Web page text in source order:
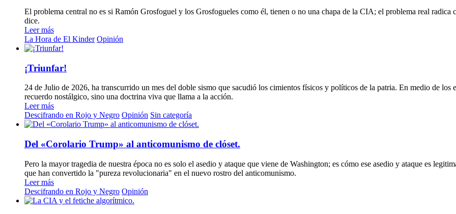
El problema central no es si Ramón Grosfoguel y los Grosfogueles como él, tienen o no una chapa de la CIA; el problema real
dice.
Leer más
La Hora de El Kinder Opinión
¡Triunfar!
24 de Julio de 2026, ha transcurrido un mes del doble sismo que sacudió los cimientos físicos y políticos de la patria. En medio de
recuerdo nostálgico, sino una doctrina viva que llama a la acción.
Leer más
Descifrando en Rojo y Negro Opinión Sin categoría
Del «Corolario Trump» al anticomunismo de clóset.
Pero la mayor tragedia de nuestra época no es solo el asedio y ataque que viene de Washington; es cómo ese asedio y ataque es
que han convertido la "pureza revolucionaria" en el nuevo rostro del anticomunismo.
Leer más
Descifrando en Rojo y Negro Opinión